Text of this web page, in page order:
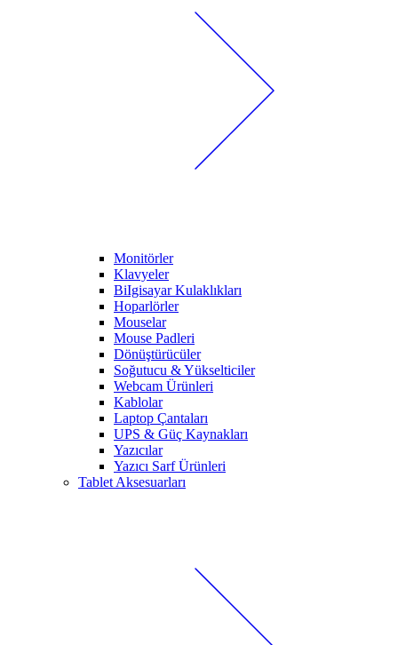
Monitörler
Klavyeler
BiIgisayar Kulaklıkları
Hoparlörler
Mouselar
Mouse Padleri
Dönüştürücüler
Soğutucu & Yükselticiler
Webcam Ürünleri
Kablolar
Laptop Çantaları
UPS & Güç Kaynakları
Yazıcılar
Yazıcı Sarf Ürünleri
Tablet Aksesuarları